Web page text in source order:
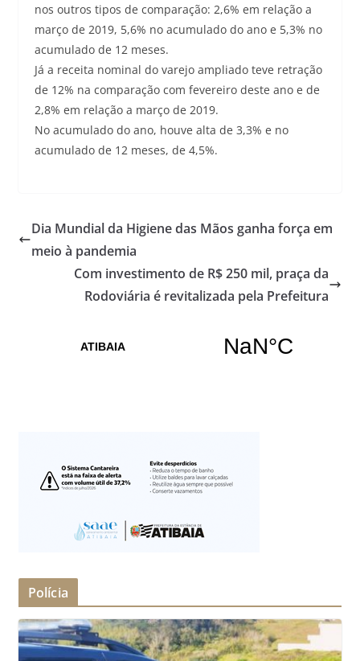
nos outros tipos de comparação: 2,6% em relação a
março de 2019, 5,6% no acumulado do ano e 5,3% no
acumulado de 12 meses.
Já a receita nominal do varejo ampliado teve retração
de 12% na comparação com fevereiro deste ano e de
2,8% em relação a março de 2019.
No acumulado do ano, houve alta de 3,3% e no
acumulado de 12 meses, de 4,5%.
Dia Mundial da Higiene das Mãos ganha força em
meio à pandemia
Com investimento de R$ 250 mil, praça da
Rodoviária é revitalizada pela Prefeitura
Polícia